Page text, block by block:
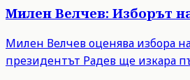
Милен Велчев: Изборът
Милен Велчев оценява избора
президентът Радев ще изкара